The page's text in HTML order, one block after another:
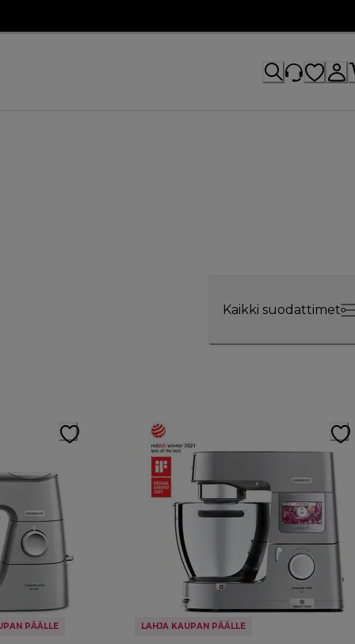
Kaikki suodattimet
PÄÄLLE LAHJA KAUPAN PÄÄLLE